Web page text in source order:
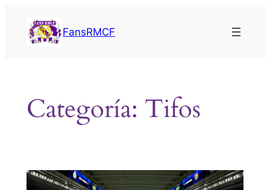
contenido
FansRMCF
Categoría: Tifos